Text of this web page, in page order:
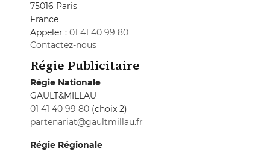
75016 Paris
France
Appeler : 01 41 40 99 80
Contactez-nous
Régie Publicitaire
Régie Nationale
GAULT&MILLAU
01 41 40 99 80 (choix 2)
partenariat@gaultmillau.fr
Régie Régionale